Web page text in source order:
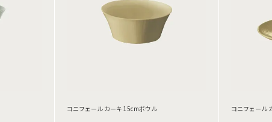
コニフェール カーキ 15cmボウル コニフェール